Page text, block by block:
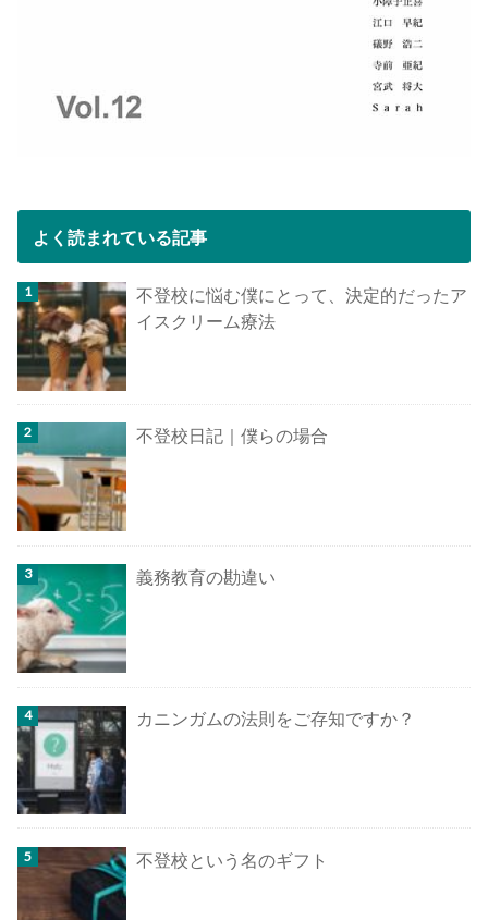
よく読まれている記事
不登校に悩む僕にとって、決定的だったア
イスクリーム療法
不登校日記｜僕らの場合
義務教育の勘違い
カニンガムの法則をご存知ですか？
不登校という名のギフト